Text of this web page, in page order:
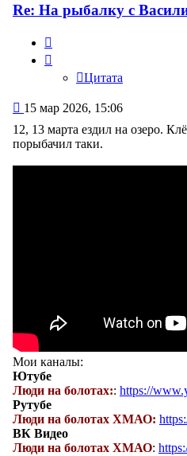
Re: На рыбалку с
Цитата
Сообщение
15 мар 2026, 15:06
12, 13 марта ездил на озеро.
порыбачил таки.
Мои каналы:
Ютубе
Люди на болотах:: https://
Рутубе
Люди на болотах ХМАО:
ВК Видео
Люди на болотах ХМАО: